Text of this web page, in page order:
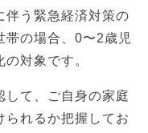
伴う緊急経済対策の
帯の場合、0〜2歳児
対象です。
して、ご自身の家庭
られるか把握してお